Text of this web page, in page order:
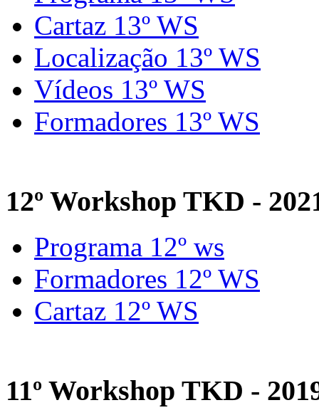
Cartaz 13º WS
Localização 13º WS
Vídeos 13º WS
Formadores 13º WS
12º Workshop TKD -
Programa 12º ws
Formadores 12º WS
Cartaz 12º WS
11º Workshop TKD -